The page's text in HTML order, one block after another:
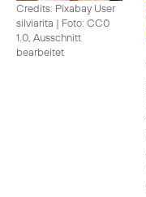
Credits: Pixabay User
silviarita | Foto: CC0
1.0, Ausschnitt
bearbeitet